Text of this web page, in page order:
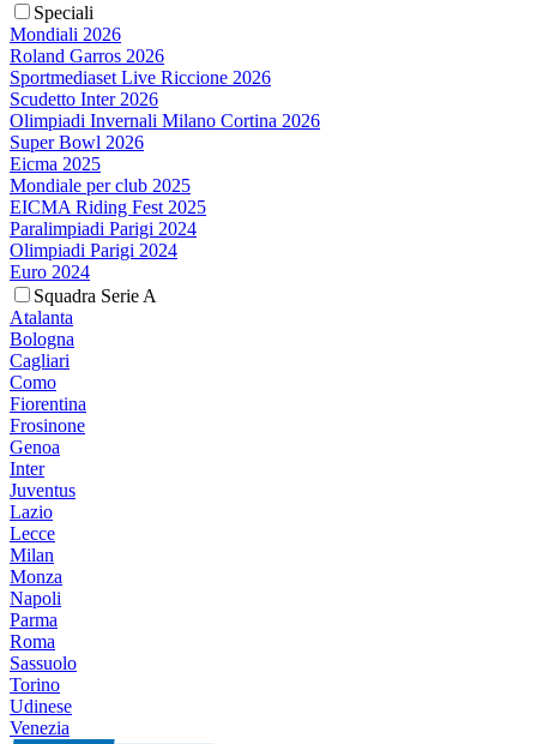
Speciali
Mondiali 2026
Roland Garros 2026
Sportmediaset Live Riccione 2026
Scudetto Inter 2026
Olimpiadi Invernali Milano Cortina 2026
Super Bowl 2026
Eicma 2025
Mondiale per club 2025
EICMA Riding Fest 2025
Paralimpiadi Parigi 2024
Olimpiadi Parigi 2024
Euro 2024
Squadra Serie A
Atalanta
Bologna
Cagliari
Como
Fiorentina
Frosinone
Genoa
Inter
Juventus
Lazio
Lecce
Milan
Monza
Napoli
Parma
Roma
Sassuolo
Torino
Udinese
Venezia